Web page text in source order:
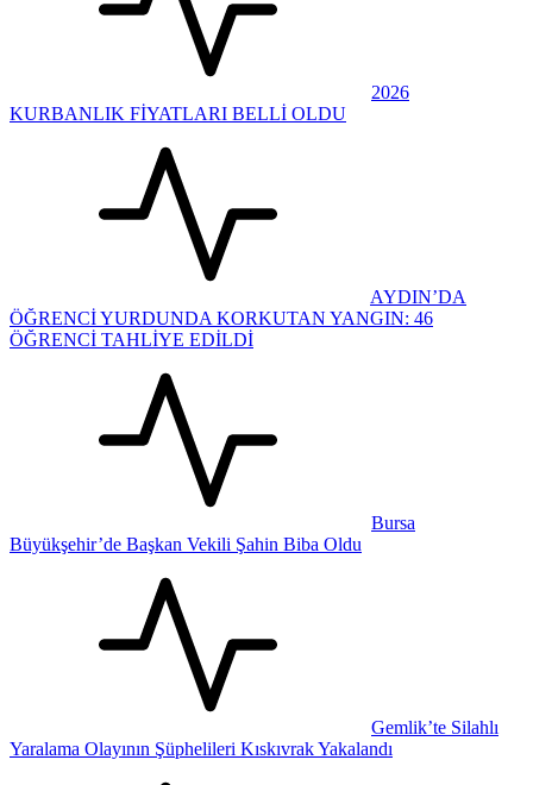
2026
KURBANLIK FİYATLARI BELLİ OLDU
AYDIN’DA
ÖĞRENCİ YURDUNDA KORKUTAN YANGIN: 46
ÖĞRENCİ TAHLİYE EDİLDİ
Bursa
Büyükşehir’de Başkan Vekili Şahin Biba Oldu
Gemlik’te Silahlı
Yaralama Olayının Şüphelileri Kıskıvrak Yakalandı